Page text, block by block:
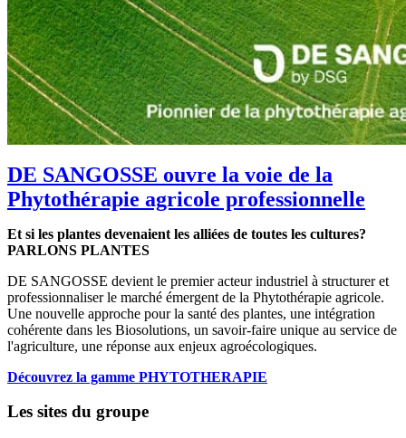
DE SANGOSSE ouvre la voie de la
Phytothérapie agricole professionnelle
Et si les plantes devenaient les alliées de toutes les cultures?
PARLONS PLANTES
DE SANGOSSE devient le premier acteur industriel à structurer et
professionnaliser le marché émergent de la Phytothérapie agricole.
Une nouvelle approche pour la santé des plantes, une intégration
cohérente dans les Biosolutions, un savoir-faire unique au service de
l'agriculture, une réponse aux enjeux agroécologiques.
Découvrez la gamme PHYTOTHERAPIE
Les sites du groupe